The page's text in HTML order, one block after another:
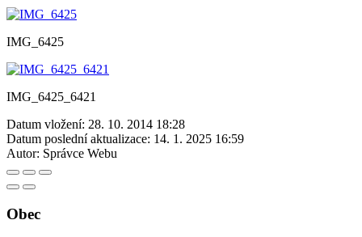
IMG_6425
IMG_6425_6421
Datum vložení: 28. 10. 2014 18:28
Datum poslední aktualizace: 14. 1. 2025 16:59
Autor: Správce Webu
Obec